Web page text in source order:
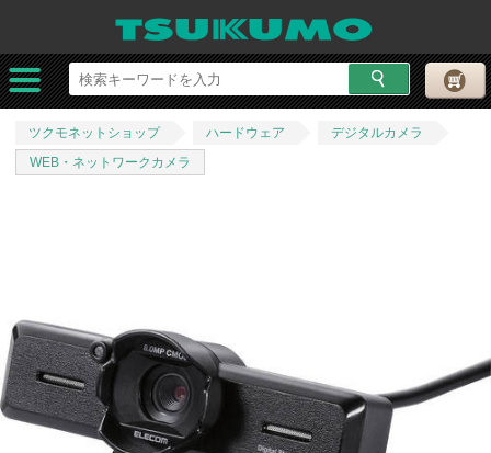
ツクモネットショップ ハードウェア
デジタルカメラ
WEB・ネットワークカメラ